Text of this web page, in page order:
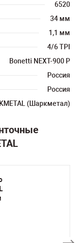
6520
34 мм
1,1 мм
4/6 TPI
Bonetti NEXT-900 P
Россия
Россия
(Шаркметал)